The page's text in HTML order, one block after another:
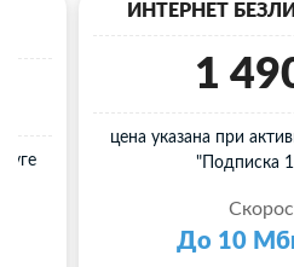
ИНТЕРНЕТ
1
цена указана при
"Подписка
До 10